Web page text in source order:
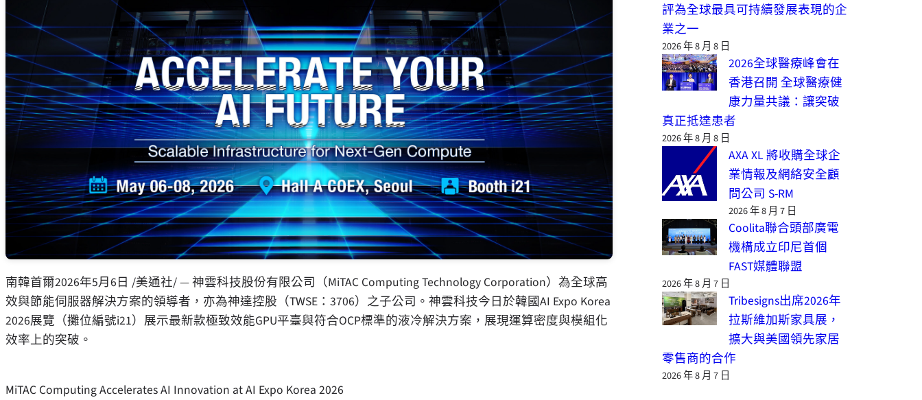
南韓首爾2026年5月6日 /美通社/ — 神雲科技股份有限公司（MiTAC Computing Technology Corporation）為全球高
效與節能伺服器解決方案的領導者，亦為神達控股（TWSE：3706）之子公司。神雲科技今日於韓國AI Expo Korea
2026展覽（攤位編號i21）展示最新款極致效能GPU平臺與符合OCP標準的液冷解決方案，展現運算密度與模組化
效率上的突破。
MiTAC Computing Accelerates AI Innovation at AI Expo Korea 2026
評為全球最具可持續發展表現的企
業之一
2026 年 8 月 8 日
2026全球醫療峰會在
香港召開 全球醫療健
康力量共議：讓突破
真正抵達患者
2026 年 8 月 8 日
AXA XL 將收購全球企
業情報及網絡安全顧
問公司 S-RM
2026 年 8 月 7 日
Coolita聯合頭部廣電
機構成立印尼首個
FAST媒體聯盟
2026 年 8 月 7 日
Tribesigns出席2026年
拉斯維加斯家具展，
擴大與美國領先家居
零售商的合作
2026 年 8 月 7 日